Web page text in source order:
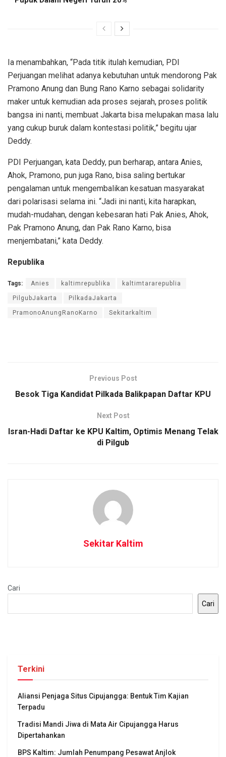
Ia menambahkan, “Pada titik itulah kemudian, PDI
Perjuangan melihat adanya kebutuhan untuk mendorong Pak
Pramono Anung dan Bung Rano Karno sebagai solidarity
maker untuk kemudian ada proses sejarah, proses politik
bangsa ini nanti, membuat Jakarta bisa melupakan masa lalu
yang cukup buruk dalam kontestasi politik,” begitu ujar
Deddy.
PDI Perjuangan, kata Deddy, pun berharap, antara Anies,
Ahok, Pramono, pun juga Rano, bisa saling bertukar
pengalaman untuk mengembalikan kesatuan masyarakat
dari polarisasi selama ini. “Jadi ini nanti, kita harapkan,
mudah-mudahan, dengan kebesaran hati Pak Anies, Ahok,
Pak Pramono Anung, dan Pak Rano Karno, bisa
menjembatani,” kata Deddy.
Republika
Tags: Anies kaltimrepublika kaltimtararepublia
PilgubJakarta PilkadaJakarta
PramonoAnungRanoKarno Sekitarkaltim
Previous Post
Besok Tiga Kandidat Pilkada Balikpapan Daftar KPU
Next Post
Isran-Hadi Daftar ke KPU Kaltim, Optimis Menang Telak
di Pilgub
Sekitar Kaltim
Cari
Cari
Terkini
Aliansi Penjaga Situs Cipujangga: Bentuk Tim Kajian
Terpadu
Tradisi Mandi Jiwa di Mata Air Cipujangga Harus
Dipertahankan
BPS Kaltim: Jumlah Penumpang Pesawat Anjlok